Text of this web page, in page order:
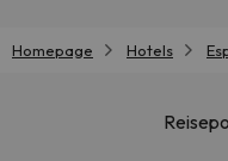
Homepage Hotels